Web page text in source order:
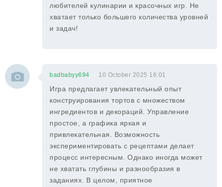
любителей кулинарии и красочных игр. Не
хватает только большего количества уровней
и задач!
badbabyy694 10 October 2025 16:01
Игра предлагает увлекательный опыт
конструирования тортов с множеством
ингредиентов и декораций. Управление
простое, а графика яркая и
привлекательная. Возможность
экспериментировать с рецептами делает
процесс интересным. Однако иногда может
не хватать глубины и разнообразия в
заданиях. В целом, приятное